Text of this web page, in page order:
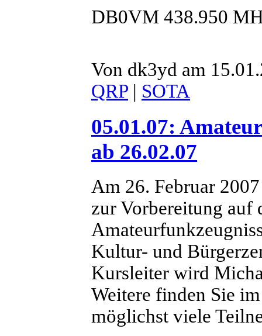
DB0VM 438.950
Von dk3yd am
QRP | SOTA
05.01.07:
ab 26.02.07
Am 26. Februar
zur Vorbereitung auf
Kultur- und
Kursleiter wird
Weitere finden Sie
möglichst viele